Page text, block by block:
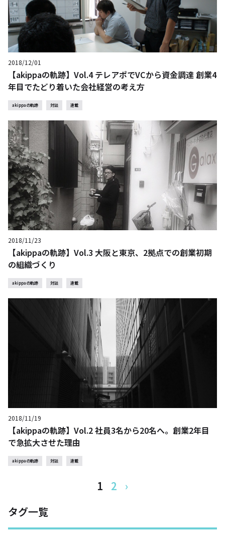
2018/12/01
【akippaの軌跡】Vol.4 テレアポでVCから資金調達 創業4
年目でたどり着いた会社経営の考え方
akippaの軌跡 対談 連載
2018/11/23
【akippaの軌跡】Vol.3 大阪と東京、2拠点での創業初期
の組織づくり
akippaの軌跡 対談 連載
2018/11/19
【akippaの軌跡】Vol.2 社員3名から20名へ。創業2年目
で急拡大させた理由
akippaの軌跡 対談 連載
1 2
›
タグ一覧